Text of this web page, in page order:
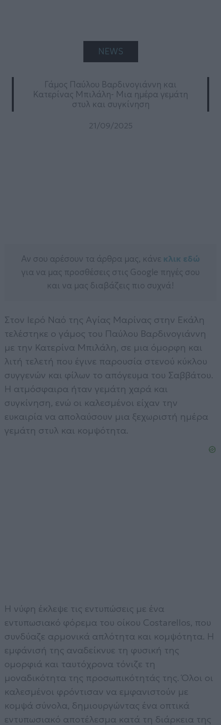
NEWS
Γάμος Παύλου Βαρδινογιάννη και
Κατερίνας Μπιλάλη- Μια ημέρα γεμάτη
στυλ και συγκίνηση
21/09/2025
Αν σου αρέσουν τα άρθρα μας, κάνε κλικ εδώ
για να μας προσθέσεις στις Google πηγές σου
και να μας διαβάζεις πιο συχνά!
Στον Ιερό Ναό της Αγίας Μαρίνας στην Εκάλη
τελέστηκε ο γάμος του Παύλου Βαρδινογιάννη
με την Κατερίνα Μπιλάλη, σε μια όμορφη και
λιτή τελετή που έγινε παρουσία στενού κύκλου
συγγενών και φίλων το απόγευμα του Σαββάτου.
Η ατμόσφαιρα ήταν γεμάτη χαρά και
συγκίνηση, ενώ οι καλεσμένοι είχαν την
ευκαιρία να απολαύσουν μια ξεχωριστή ημέρα
γεμάτη στυλ και κομψότητα.
Η νύφη έκλεψε τις εντυπώσεις με ένα
εντυπωσιακό φόρεμα του οίκου Costarellos, που
συνδύαζε αρμονικά απλότητα και κομψότητα. Η
εμφάνισή της αναδείκνυε τη φυσική της
ομορφιά και ταυτόχρονα τόνιζε τη
μοναδικότητα της προσωπικότητάς της. Όλοι οι
καλεσμένοι φρόντισαν να εμφανιστούν με
κομψά σύνολα, δημιουργώντας ένα οπτικά
εντυπωσιακό αποτέλεσμα κατά τη διάρκεια της